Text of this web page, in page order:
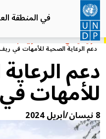
تجاوز
إلى
المحتوى
الرئيسي
في المنطقة
الرئيسيةفي المنطقة العربية
دعم الرعاية الصحية للأمهات في
دعم
للأمهات
8 نيسان/أبريل 2024